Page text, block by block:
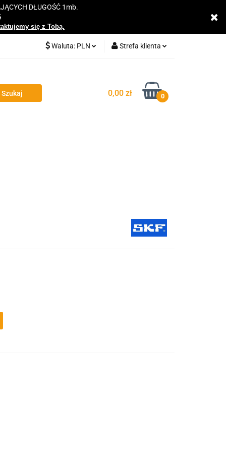
DŁUGOŚĆ 1mb.
się z Tobą.
Waluta: PLN Strefa klienta
Zarejestruj się
Dodaj zgłoszenie
0,00 zł 0